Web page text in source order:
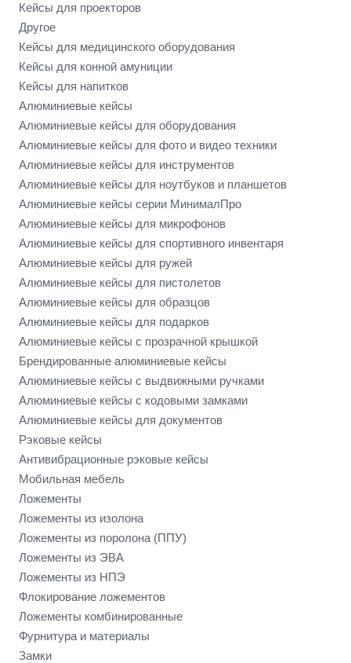
Кейсы для проекторов
Другое
Кейсы для медицинского оборудования
Кейсы для конной амуниции
Кейсы для напитков
Алюминиевые кейсы
Алюминиевые кейсы для оборудования
Алюминиевые кейсы для фото и видео техники
Алюминиевые кейсы для инструментов
Алюминиевые кейсы для ноутбуков и планшетов
Алюминиевые кейсы серии МинималПро
Алюминиевые кейсы для микрофонов
Алюминиевые кейсы для спортивного инвентаря
Алюминиевые кейсы для ружей
Алюминиевые кейсы для пистолетов
Алюминиевые кейсы для образцов
Алюминиевые кейсы для подарков
Алюминиевые кейсы с прозрачной крышкой
Брендированные алюминиевые кейсы
Алюминиевые кейсы с выдвижными ручками
Алюминиевые кейсы с кодовыми замками
Алюминиевые кейсы для документов
Рэковые кейсы
Антивибрационные рэковые кейсы
Мобильная мебель
Ложементы
Ложементы из изолона
Ложементы из поролона (ППУ)
Ложементы из ЭВА
Ложементы из НПЭ
Флокирование ложементов
Ложементы комбинированные
Фурнитура и материалы
Замки